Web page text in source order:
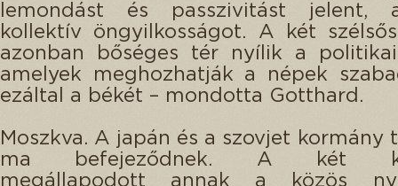
lemondást és passzivitást jelent,
kollektív öngyilkosságot. A két
azonban bőséges tér nyílik a
amelyek meghozhatják a népek
ezáltal a békét – mondotta Gotthard.
Moszkva. A japán és a szovjet kormány
ma befejeződnek. A két
megállapodott annak a közös